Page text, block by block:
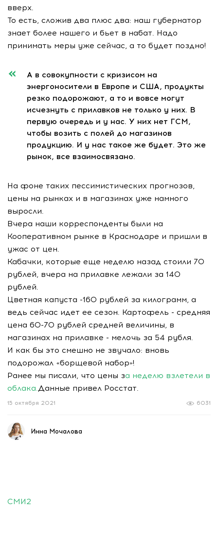
вверх.
То есть, сложив два плюс два: наш губернатор
знает более нашего и бьет в набат. Надо
принимать меры уже сейчас, а то будет поздно!
А в совокупности с кризисом на
энергоносители в Европе и США, продукты
резко подорожают, а то и вовсе могут
исчезнуть с прилавков не только у них. В
первую очередь и у нас. У них нет ГСМ,
чтобы возить с полей до магазинов
продукцию. И у нас такое же будет. Это же
рынок, все взаимосвязано.
На фоне таких пессимистических прогнозов,
цены на рынках и в магазинах уже намного
выросли.
Вчера наши корреспонденты были на
Кооперативном рынке в Краснодаре и пришли в
ужас от цен.
Кабачки, которые еще неделю назад стоили 70
рублей, вчера на прилавке лежали за 140
рублей.
Цветная капуста -160 рублей за килограмм, а
ведь сейчас идет ее сезон. Картофель - средняя
цена 60-70 рублей средней величины, в
магазинах на прилавке - мелочь за 54 рубля.
И как бы это смешно не звучало: вновь
подорожал «борщевой набор»!
Ранее мы писали, что цены за неделю взлетели в
облака.Данные привел Росстат.
6031
15 октября 2021
Инна Мочалова
СМИ2